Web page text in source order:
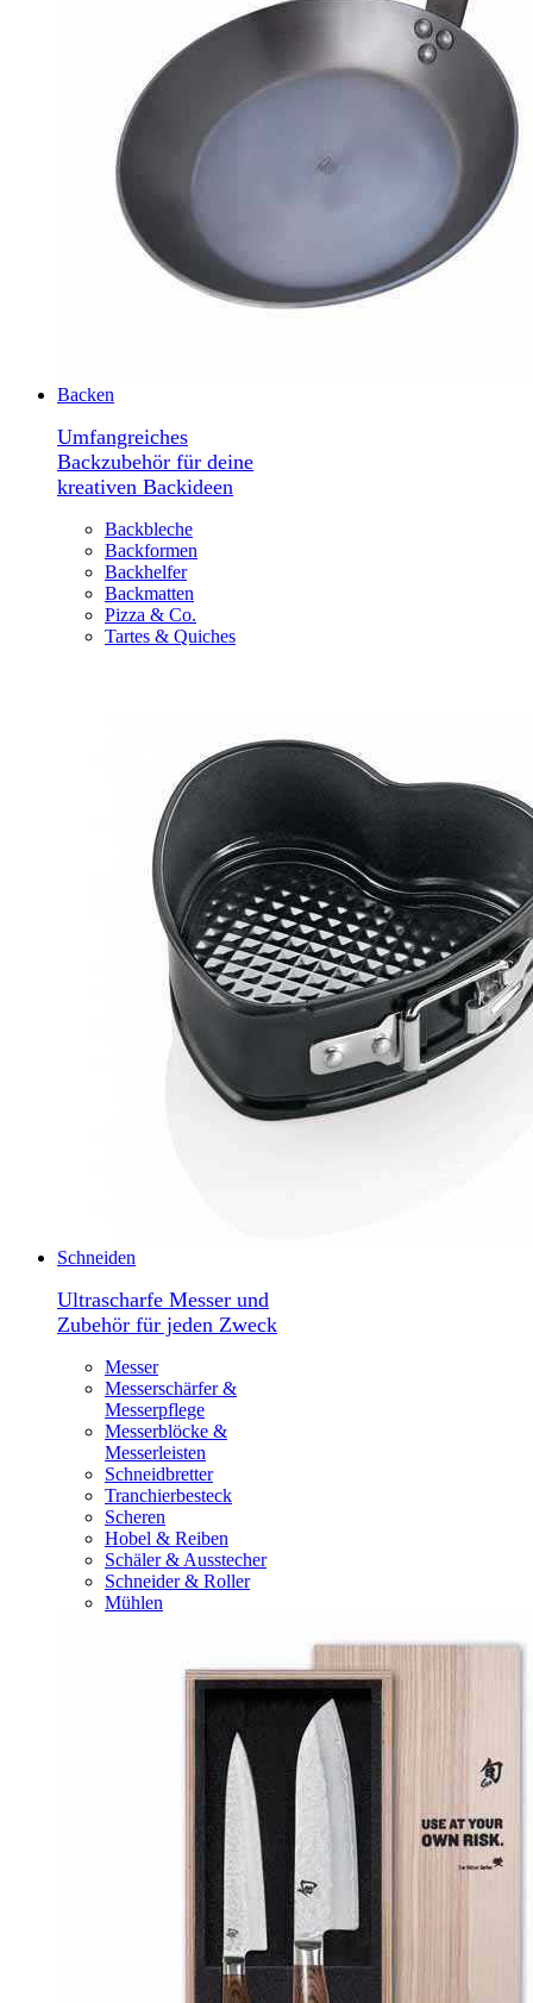
Backen
Umfangreiches
Backzubehör für deine
kreativen Backideen
Backbleche
Backformen
Backhelfer
Backmatten
Pizza & Co.
Tartes & Quiches
Schneiden
Ultrascharfe Messer und
Zubehör für jeden Zweck
Messer
Messerschärfer &
Messerpflege
Messerblöcke &
Messerleisten
Schneidbretter
Tranchierbesteck
Scheren
Hobel & Reiben
Schäler & Ausstecher
Schneider & Roller
Mühlen